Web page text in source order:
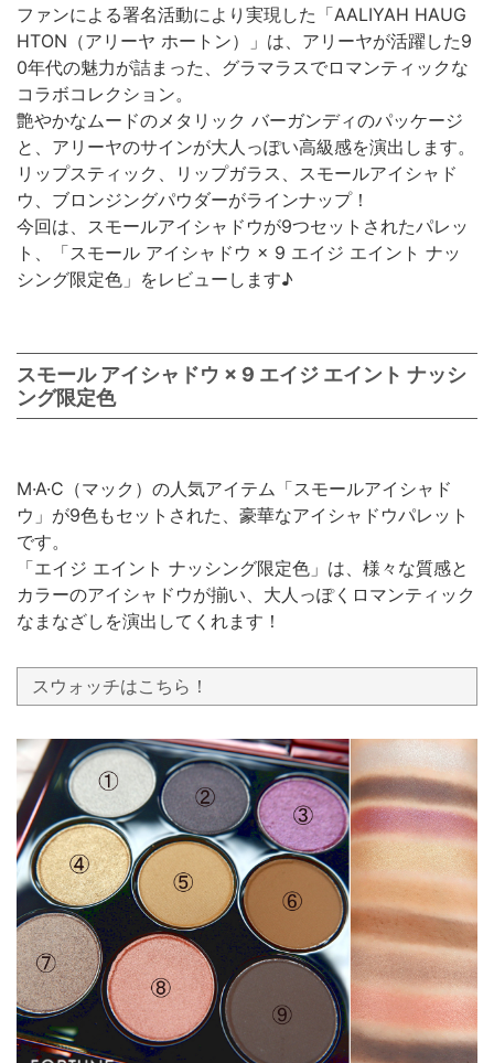
ファンによる署名活動により実現した「AALIYAH HAUG
HTON（アリーヤ ホートン）」は、アリーヤが活躍した9
0年代の魅力が詰まった、グラマラスでロマンティックな
コラボコレクション。
艶やかなムードのメタリック バーガンディのパッケージ
と、アリーヤのサインが大人っぽい高級感を演出します。
リップスティック、リップガラス、スモールアイシャド
ウ、ブロンジングパウダーがラインナップ！
今回は、スモールアイシャドウが9つセットされたパレッ
ト、「スモール アイシャドウ × 9 エイジ エイント ナッ
シング限定色」をレビューします♪
スモール アイシャドウ × 9 エイジ エイント ナッシ
ング限定色
M·A·C（マック）の人気アイテム「スモールアイシャド
ウ」が9色もセットされた、豪華なアイシャドウパレット
です。
「エイジ エイント ナッシング限定色」は、様々な質感と
カラーのアイシャドウが揃い、大人っぽくロマンティック
なまなざしを演出してくれます！
スウォッチはこちら！